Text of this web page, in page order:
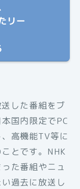
リー
した番組をブ
国内限定でPC
高機能TV等に
とです。NHK
た番組やニュ
過去に放送し